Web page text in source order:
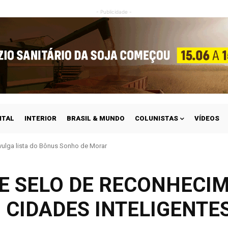
- Publicidade -
INTERIOR BRASIL & MUNDO COLUNISTAS VÍDEOS
lista do Bônus Sonho de Morar
SELO DE